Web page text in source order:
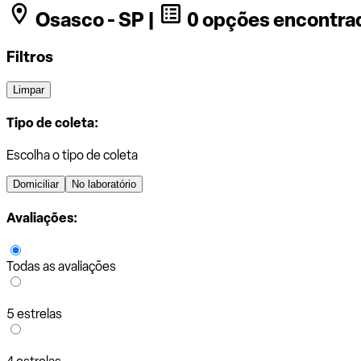
Osasco - SP | 0 opções
Filtros
Limpar
Tipo de coleta:
Escolha o tipo de coleta
Domiciliar No laboratório
Avaliações:
Todas as avaliações
5 estrelas